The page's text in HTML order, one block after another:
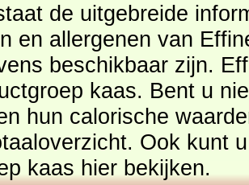
de uitgebreide
van Effinesse paprika (Effi) als deze
beschikbaar zijn.
kaas. Bent u nieuwsgierig naar andere
calorische waarden ga dan
Ook kunt
kaas hier bekijken.